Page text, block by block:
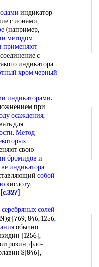
индикатор
с ионами,
(например,
методом
применяют
с
индикатора
хром черный
индикаторами.
при
осаждения,
для
. Метод
свою
бромидов и
индикатора
собой
кислоту.
[c.327]
серебряных солей
[769, 846, 1256,
обычно
[1256],
фло-
S[846],